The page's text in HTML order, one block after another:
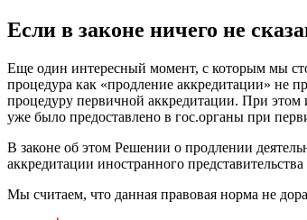
Если в законе ничего не
Еще один интересный момент, с которым мы
процедура как «продление аккредитации» не
процедуру первичной аккредитации. При этом
уже было предоставлено в гос.органы при
В законе об этом Решении о продлении
аккредитации иностранного
Мы считаем, что данная правовая норма не